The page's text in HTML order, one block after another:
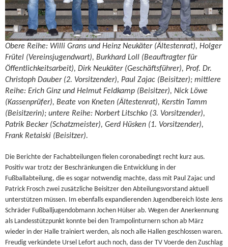
Obere Reihe: Willi Grans und Heinz Neukäter (Ältestenrat), Holger
Frütel (Vereinsjugendwart), Burkhard Loll (Beauftragter für
Öffentlichkeitsarbeit), Dirk Neukäter (Geschäftsführer), Prof. Dr.
Christoph Dauber (2. Vorsitzender), Paul Zajac (Beisitzer); mittlere
Reihe: Erich Ginz und Helmut Feldkamp (Beisitzer), Nick Löwe
(Kassenprüfer), Beate von Kneten (Ältestenrat), Kerstin Tamm
(Beisitzerin); untere Reihe: Norbert Litschko (3. Vorsitzender),
Patrik Becker (Schatzmeister), Gerd Hüsken (1. Vorsitzender),
Frank Retaiski (Beisitzer).
Die Berichte der Fachabteilungen fielen coronabedingt recht kurz aus.
Positiv war trotz der Beschränkungen die Entwicklung in der
Fußballabteilung, die es sogar notwendig machte, dass mit Paul Zajac und
Patrick Frosch zwei zusätzliche Beisitzer den Abteilungsvorstand aktuell
unterstützen müssen. Im ebenfalls expandierenden Jugendbereich löste Jens
Schräder Fußballjugendobmann Jochen Hülser ab. Wegen der Anerkennung
als Landesstützpunkt konnte bei den Trampolinturnern schon ab März
wieder in der Halle trainiert werden, als noch alle Hallen geschlossen waren.
Freudig verkündete Ursel Lefort auch noch, dass der TV Voerde den Zuschlag